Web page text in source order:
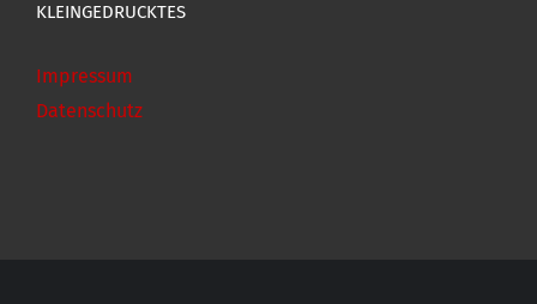
KLEINGEDRUCKTES
Impressum
Datenschutz